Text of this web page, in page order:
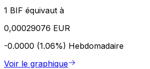
1 BIF équivaut à
0,00029076 EUR
-0.0000 (1.06%) Hebdomadaire
Voir le graphique